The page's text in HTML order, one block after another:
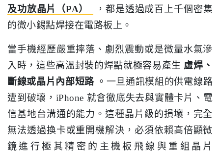
及功放晶片（PA）
，都是透過成百上千個密集
的微小錫點焊接在電路板上。
當手機經歷嚴重摔落、劇烈震動或是微量水氣滲
入時，這些高溫封裝的焊點就極容易產生 虛焊、
斷線或晶片內部短路 。一旦通訊模組的供電線路
遭到破壞，iPhone 就會徹底失去與實體卡片、電
信基地台溝通的能力。這種晶片級的損壞，完全
無法透過換卡或重開機解決，必須依賴高倍顯微
鏡進行極其精密的主機板飛線與重組晶片